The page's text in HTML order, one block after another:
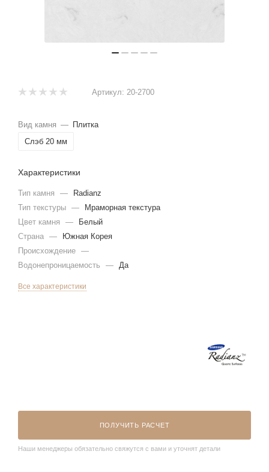
Артикул: 20-2700
Вид камня — Плитка
Слэб 20 мм
Характеристики
Тип камня —
Radianz
Тип текстуры —
Мраморная текстура
Цвет камня
—
Белый
Страна —
Южная Корея
Происхождение —
Водонепроницаемость
— Да
Все характеристики
ПОЛУЧИТЬ РАСЧЕТ
Наши менеджеры обязательно свяжутся с вами и уточнят детали